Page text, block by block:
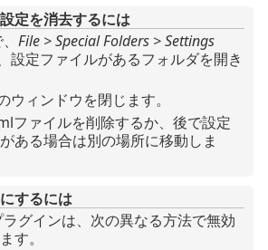
定を消去するには
File > Special Folders > Settings
設定ファイルがあるフォルダを開き
ィンドウを閉じます。
ファイルを削除するか、後で設定
ある場合は別の場所に移動しま
するには
グインは、次の異なる方法で無効
す。